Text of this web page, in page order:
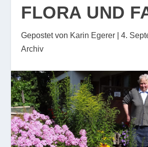
FLORA UND
Gepostet von Karin Egerer |4.
Archiv